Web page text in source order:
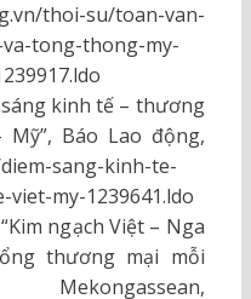
thoi-su/toan-van-
tong-thong-my-
sáng kinh tế – thương
Báo Lao động,
sang-kinh-te-
my-1239641.ldo
ngạch Việt – Nga
thương mại mỗi